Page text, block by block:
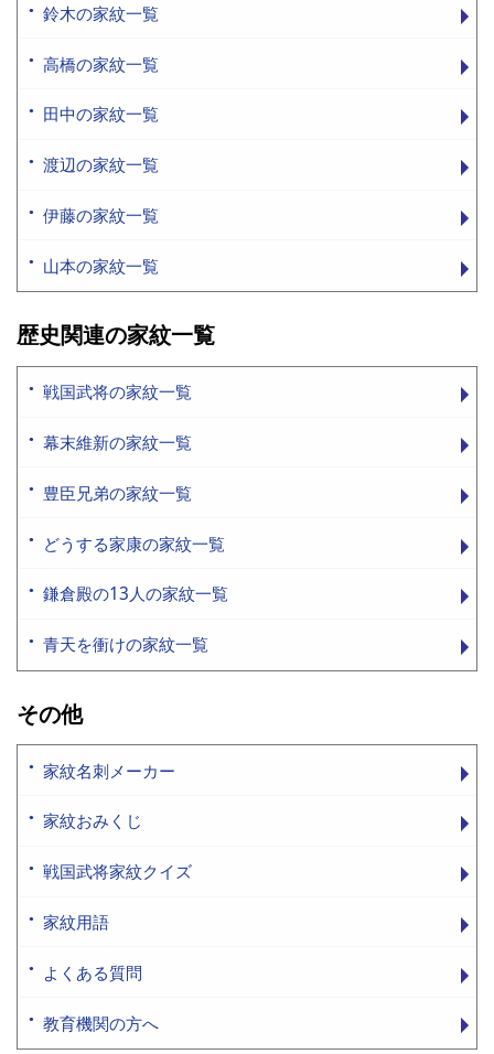
鈴木の家紋一覧
高橋の家紋一覧
田中の家紋一覧
渡辺の家紋一覧
伊藤の家紋一覧
山本の家紋一覧
歴史関連の家紋一覧
戦国武将の家紋一覧
幕末維新の家紋一覧
豊臣兄弟の家紋一覧
どうする家康の家紋一覧
鎌倉殿の13人の家紋一覧
青天を衝けの家紋一覧
その他
家紋名刺メーカー
家紋おみくじ
戦国武将家紋クイズ
家紋用語
よくある質問
教育機関の方へ